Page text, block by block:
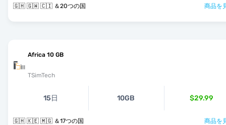
🇬🇭 🇬🇼 🇨🇮 ＆20つの国 商品を
Africa 10 GB
TSimTech
15日 10GB $29.99
🇬🇭 🇰🇪 🇲🇬 ＆17つの国 商品を